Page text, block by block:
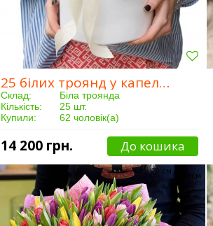
25 білих троянд у капелюшної коробки
Склад:
Біла троянда
Кількість:
25 шт.
Купили:
62 чоловік(а)
14 200 грн. До кошика
50 см
70 см